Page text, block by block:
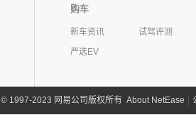
购车
新车资讯
试驾评测
严选EV
©1997-2023 网易公司版权所有 About NetEase